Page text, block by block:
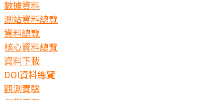
數據資料
測站資料總覽
資料總覽
核心資料總覽
資料下載
DOI資料總覽
觀測實驗